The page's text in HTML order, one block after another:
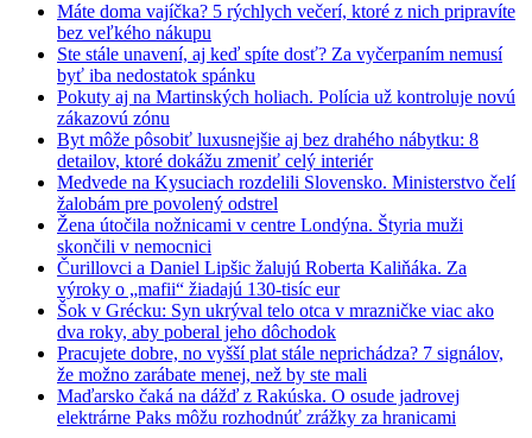
Máte doma vajíčka? 5 rýchlych večerí, ktoré z nich pripravíte
bez veľkého nákupu
Ste stále unavení, aj keď spíte dosť? Za vyčerpaním nemusí
byť iba nedostatok spánku
Pokuty aj na Martinských holiach. Polícia už kontroluje novú
zákazovú zónu
Byt môže pôsobiť luxusnejšie aj bez drahého nábytku: 8
detailov, ktoré dokážu zmeniť celý interiér
Medvede na Kysuciach rozdelili Slovensko. Ministerstvo čelí
žalobám pre povolený odstrel
Žena útočila nožnicami v centre Londýna. Štyria muži
skončili v nemocnici
Čurillovci a Daniel Lipšic žalujú Roberta Kaliňáka. Za
výroky o „mafii“ žiadajú 130-tisíc eur
Šok v Grécku: Syn ukrýval telo otca v mrazničke viac ako
dva roky, aby poberal jeho dôchodok
Pracujete dobre, no vyšší plat stále neprichádza? 7 signálov,
že možno zarábate menej, než by ste mali
Maďarsko čaká na dážď z Rakúska. O osude jadrovej
elektrárne Paks môžu rozhodnúť zrážky za hranicami